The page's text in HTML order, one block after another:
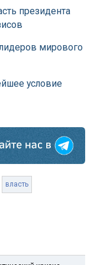
президента
мирового
условие
власть